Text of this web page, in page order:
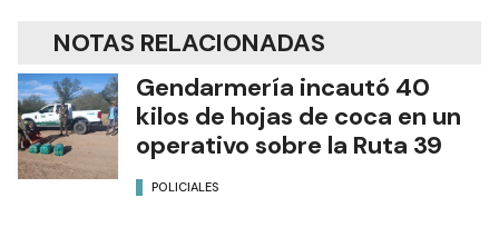
NOTAS RELACIONADAS
Gendarmería incautó 40
kilos de hojas de coca en un
operativo sobre la Ruta 39
POLICIALES